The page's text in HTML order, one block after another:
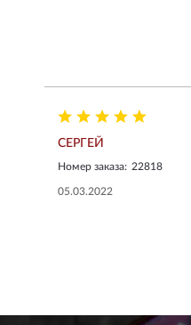
СЕРГЕЙ
Номер заказа: 22818
05.03.2022